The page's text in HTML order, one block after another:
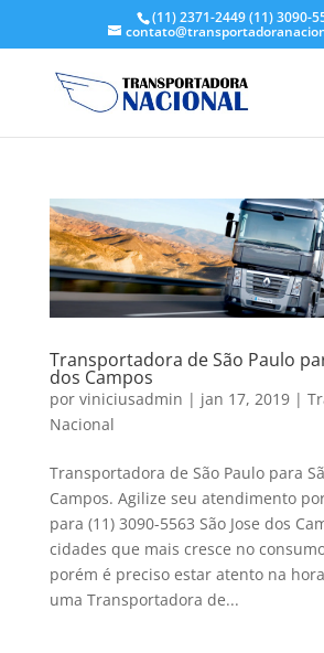
(11) 2371-2449(11) 3090-
Transportadora de São Paulo
dos Campos
por viniciusadmin | jan 17, 2019|
Nacional
Transportadora de São Paulo para
Campos. Agilize seu atendimento
para (11) 3090-5563 São Jose dos
cidades que mais cresce no
porém é preciso estar atento na
uma Transportadora de...